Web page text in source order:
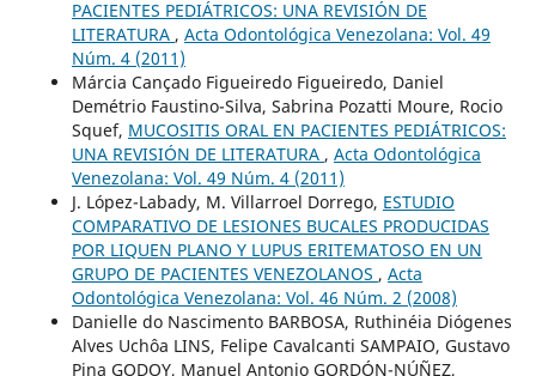
PACIENTES PEDIÁTRICOS: UNA REVISIÓN DE
LITERATURA , Acta Odontológica Venezolana: Vol. 49
Núm. 4 (2011)
Márcia Cançado Figueiredo Figueiredo, Daniel
Demétrio Faustino-Silva, Sabrina Pozatti Moure, Rocio
Squef, MUCOSITIS ORAL EN PACIENTES PEDIÁTRICOS:
UNA REVISIÓN DE LITERATURA , Acta Odontológica
Venezolana: Vol. 49 Núm. 4 (2011)
J. López-Labady, M. Villarroel Dorrego, ESTUDIO
COMPARATIVO DE LESIONES BUCALES PRODUCIDAS
POR LIQUEN PLANO Y LUPUS ERITEMATOSO EN UN
GRUPO DE PACIENTES VENEZOLANOS , Acta
Odontológica Venezolana: Vol. 46 Núm. 2 (2008)
Danielle do Nascimento BARBOSA, Ruthinéia Diógenes
Alves Uchôa LINS, Felipe Cavalcanti SAMPAIO, Gustavo
Pina GODOY, Manuel Antonio GORDÓN-NÚÑEZ,